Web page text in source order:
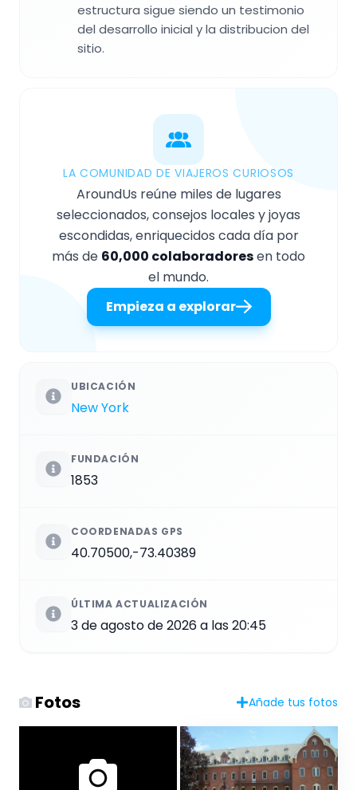
estructura sigue siendo un testimonio
del desarrollo inicial y la distribucion del
sitio.
LA COMUNIDAD DE VIAJEROS CURIOSOS
AroundUs reúne miles de lugares
seleccionados, consejos locales y joyas
escondidas, enriquecidos cada día por
más de 60,000 colaboradoresen todo
el mundo.
Empieza a explorar
UBICACIÓN
New York
FUNDACIÓN
1853
COORDENADAS GPS
40.70500,-73.40389
ÚLTIMA ACTUALIZACIÓN
3 de agosto de 2026 a las 20:45
Fotos Añade tus fotos